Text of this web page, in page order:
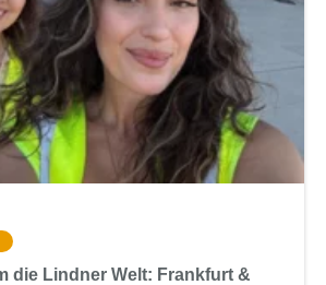
die Lindner Welt: Frankfurt &